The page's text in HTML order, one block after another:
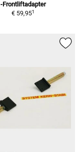
-Frontliftadapter
€ 59,951